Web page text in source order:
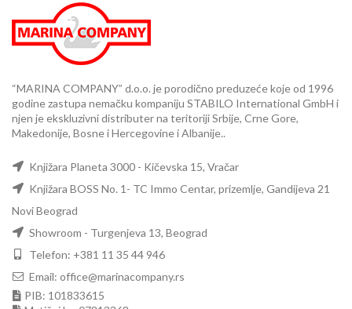
“MARINA COMPANY” d.o.o. je porodično preduzeće koje od 1996
godine zastupa nemačku kompaniju STABILO International GmbH i
njen je ekskluzivni distributer na teritoriji Srbije, Crne Gore,
Makedonije, Bosne i Hercegovine i Albanije..
Knjižara Planeta 3000 - Kičevska 15, Vračar
Knjižara BOSS No. 1- TC Immo Centar, prizemlje, Gandijeva 21
Novi Beograd
Showroom - Turgenjeva 13, Beograd
Telefon: +381 11 35 44 946
Email: office@marinacompany.rs
PIB: 101833615